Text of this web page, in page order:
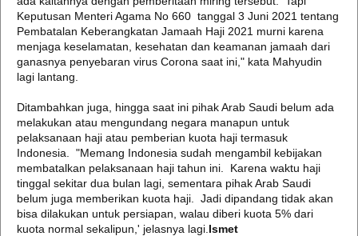
Keputusan Menteri Agama No 660 tanggal 3 Juni 2021 tentang
Pembatalan Keberangkatan Jamaah Haji 2021 murni karena
menjaga keselamatan, kesehatan dan keamanan jamaah dari
ganasnya penyebaran virus Corona saat ini," kata Mahyudin
lagi lantang.
Ditambahkan juga, hingga saat ini pihak Arab Saudi belum ada
melakukan atau mengundang negara manapun untuk
pelaksanaan haji atau pemberian kuota haji termasuk
Indonesia. "Memang Indonesia sudah mengambil kebijakan
membatalkan pelaksanaan haji tahun ini. Karena waktu haji
tinggal sekitar dua bulan lagi, sementara pihak Arab Saudi
belum juga memberikan kuota haji. Jadi dipandang tidak akan
bisa dilakukan untuk persiapan, walau diberi kuota 5% dari
kuota normal sekalipun,' jelasnya lagi. Ismet